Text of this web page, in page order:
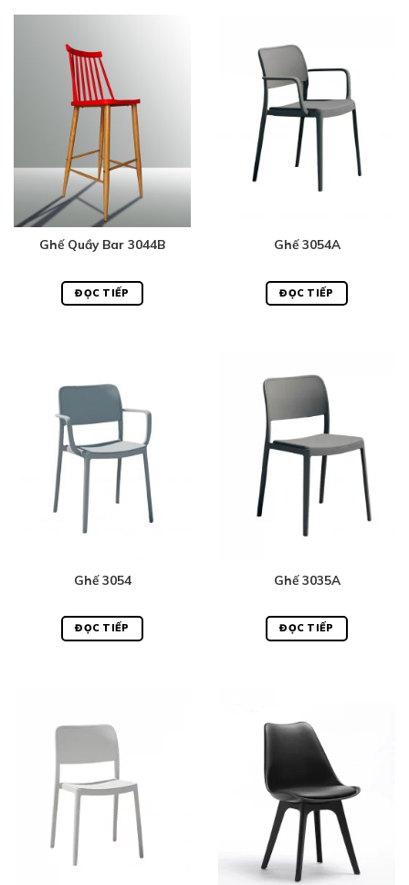
Ghế Quầy Bar 3044B
ĐỌC TIẾP
Ghế 3054A
ĐỌC TIẾP
Ghế 3054
ĐỌC TIẾP
Ghế 3035A
ĐỌC TIẾP